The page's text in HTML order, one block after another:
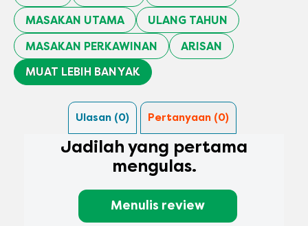
MASAKAN UTAMA
ULANG TAHUN
MASAKAN PERKAWINAN
ARISAN
MUAT LEBIH BANYAK
Ulasan (0) Pertanyaan (0)
Jadilah yang pertama
mengulas.
Menulis review